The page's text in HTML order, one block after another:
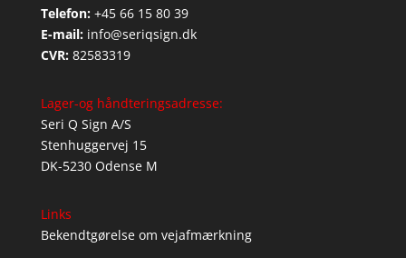
Telefon: +45 66 15 80 39
E-mail: info@seriqsign.dk
CVR: 82583319
Lager-og håndteringsadresse:
Seri Q Sign A/S
Stenhuggervej 15
DK-5230 Odense M
Links
Bekendtgørelse om vejafmærkning